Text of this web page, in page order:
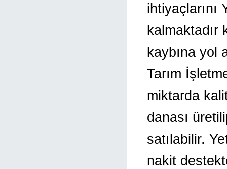
ihtiyaçlarını
kalmaktadır
kaybına yol
Tarım
miktarda
danası
satılabilir.
nakit